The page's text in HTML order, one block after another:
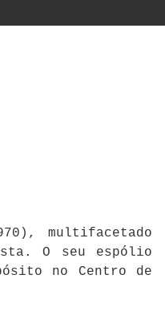
multifacetado
O seu espólio
no Centro de